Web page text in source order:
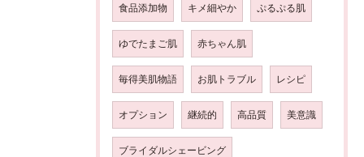
食品添加物 キメ細やか ぷるぷる肌
ゆでたまご肌 赤ちゃん肌
毎得美肌物語 お肌トラブル レシピ
オプション 継続的 高品質 美意識
ブライダルシェービング